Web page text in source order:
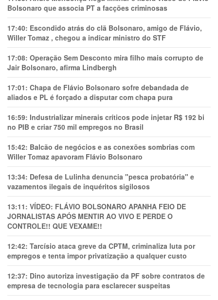
Bolsonaro que associa PT a facções criminosas
17:40: Escondido atrás do clã Bolsonaro, amigo de Flávio,
Willer Tomaz , chegou a indicar ministro do STF
17:08: Operação Sem Desconto mira filho mais corrupto de
Jair Bolsonaro, afirma Lindbergh
17:01: Chapa de Flávio Bolsonaro sofre debandada de
aliados e PL é forçado a disputar com chapa pura
16:59: Industrializar minerais críticos pode injetar R$ 192 bi
no PIB e criar 750 mil empregos no Brasil
15:42: Balcão de negócios e as conexões sombrias com
Willer Tomaz apavoram Flávio Bolsonaro
13:34: Defesa de Lulinha denuncia "pesca probatória" e
vazamentos ilegais de inquéritos sigilosos
13:11: VÍDEO: FLÁVIO BOLSONARO APANHA FEIO DE
JORNALISTAS APÓS MENTIR AO VIVO E PERDE O
CONTROLE!! QUE VEXAME!!
12:42: Tarcísio ataca greve da CPTM, criminaliza luta por
empregos e tenta impor privatização a qualquer custo
12:37: Dino autoriza investigação da PF sobre contratos de
empresa de tecnologia para esclarecer suspeitas